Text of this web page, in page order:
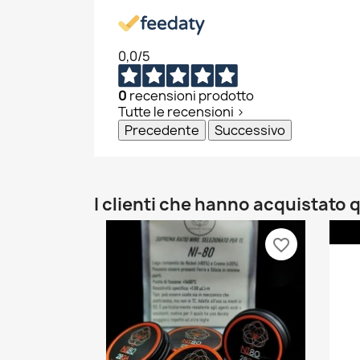
0,0/5
0 recensioni prodotto
Tutte le recensioni >
Precedente
Successivo
I clienti che hanno acquistato
favorite_border